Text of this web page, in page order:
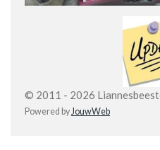
© 2011 - 2026
Powered byJouwWeb